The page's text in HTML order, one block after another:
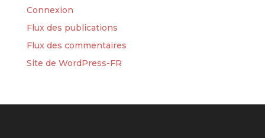
Connexion
Flux des publications
Flux des commentaires
Site de WordPress-FR